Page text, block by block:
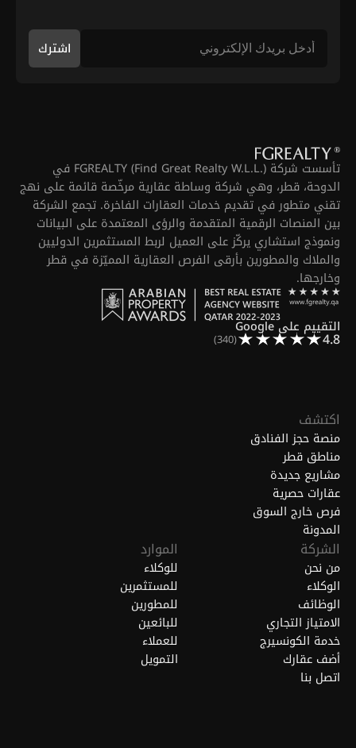
اشترك
تأسست شركة FGREALTY (Find Great Realty W.L.L.) في
الدوحة، قطر، وهي شركة وساطة عقارية مرخّصة قائمة على نهج
تقني متطور في تقديم خدمات العقارات الفاخرة. تجمع الشركة
بين المنصات الرقمية المتقدمة والرؤى المعتمدة على البيانات
ونموذج استشاري يركّز على العميل لربط المستثمرين الدوليين
والملاك والمطورين بأرقى الفرص العقارية المميّزة في قطر
وخارجها.
التقييم على Google
4.8
(340)
اكتشف
منصة حجز الفنادق
مناطق قطر
مشاريع جديدة
عقارات حصرية
فرص خارج السوق
المدونة
الشركة
من نحن
الوكلاء
الوظائف
الامتياز التجاري
خدمة الكونسيرج
أضف عقارك
اتصل بنا
الموارد
للوكلاء
للمستثمرين
للمطورين
للبائعين
للعملاء
التمويل